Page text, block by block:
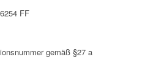
FF
gemäß §27 a